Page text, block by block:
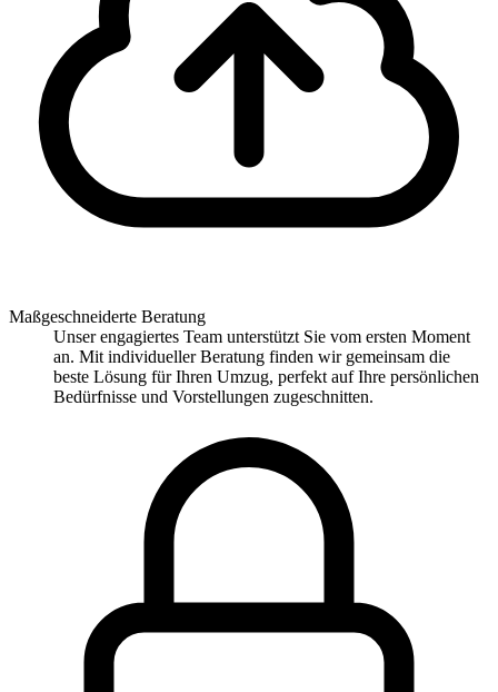
Maßgeschneiderte Beratung
Unser engagiertes Team unterstützt Sie vom ersten Moment
an. Mit individueller Beratung finden wir gemeinsam die
beste Lösung für Ihren Umzug, perfekt auf Ihre persönlichen
Bedürfnisse und Vorstellungen zugeschnitten.